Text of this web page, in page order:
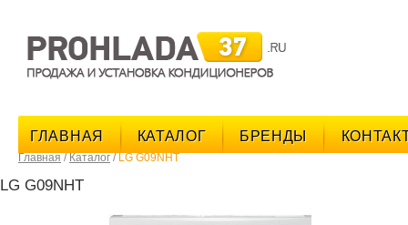
ГЛАВНАЯ КАТАЛОГ БРЕНДЫ
Главная / Каталог / LG G09NHT
LG G09NHT